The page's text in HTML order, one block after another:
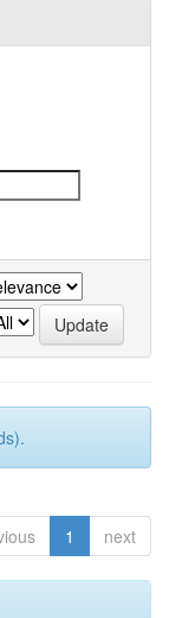
1 next